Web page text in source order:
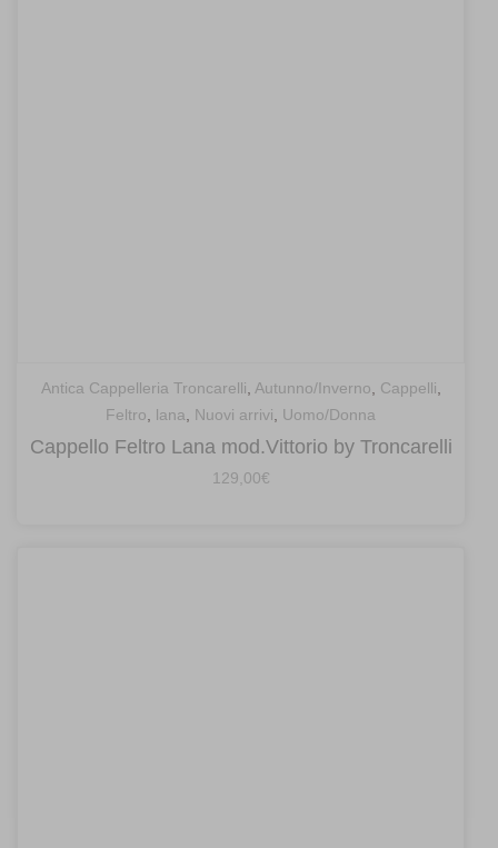
Antica Cappelleria Troncarelli, Autunno/Inverno, Cappelli,
Feltro, lana, Nuovi arrivi, Uomo/Donna
Cappello Feltro Lana mod.Vittorio by Troncarelli
129,00€